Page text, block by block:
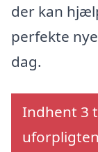
der kan
perfekte
dag.
Indhent 3